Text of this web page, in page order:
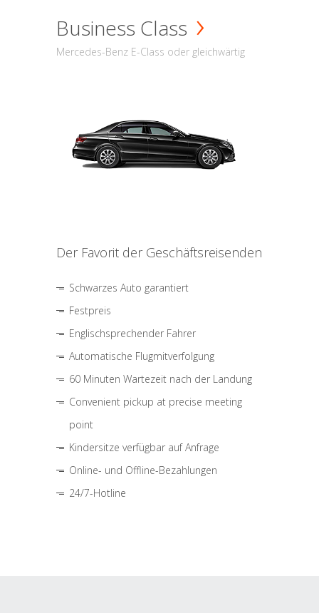
Business Class
Mercedes-Benz E-Class oder gleichwärtig
Der Favorit der Geschäftsreisenden
Schwarzes Auto garantiert
Festpreis
Englischsprechender Fahrer
Automatische Flugmitverfolgung
60 Minuten Wartezeit nach der Landung
Convenient pickup at precise meeting
point
Kindersitze verfügbar auf Anfrage
Online- und Offline-Bezahlungen
24/7-Hotline